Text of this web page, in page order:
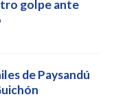
golpe ante
de Paysandú